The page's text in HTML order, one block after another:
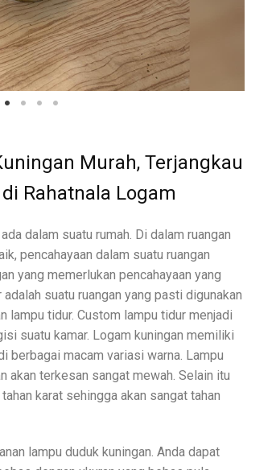
Murah, Terjangkau
Rahatnala Logam
dalam suatu rumah. Di dalam ruangan
pencahayaan dalam suatu ruangan
yang memerlukan pencahayaan yang
suatu ruangan yang pasti digunakan
lampu tidur. Custom lampu tidur menjadi
suatu kamar. Logam kuningan memiliki
berbagai macam variasi warna. Lampu
akan terkesan sangat mewah. Selain itu
karat sehingga akan sangat tahan
lampu duduk kuningan. Anda dapat